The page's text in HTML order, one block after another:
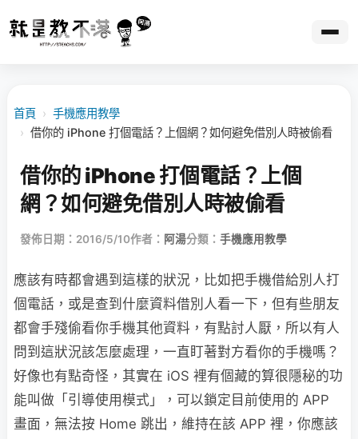
首頁 › 手機應用教學
› 借你的 iPhone 打個電話？上個網？如何避免借別人時被偷看
借你的 iPhone 打個電話？上個
網？如何避免借別人時被偷看
發佈日期：2016/5/10作者： 阿湯分類： 手機應用教學
應該有時都會遇到這樣的狀況，比如把手機借給別人打
個電話，或是查到什麼資料借別人看一下，但有些朋友
都會手殘偷看你手機其他資料，有點討人厭，所以有人
問到這狀況該怎麼處理，一直盯著對方看你的手機嗎？
好像也有點奇怪，其實在 iOS 裡有個藏的算很隱秘的功
能叫做「引導使用模式」，可以鎖定目前使用的 APP
畫面，無法按 Home 跳出，維持在該 APP 裡，你應該